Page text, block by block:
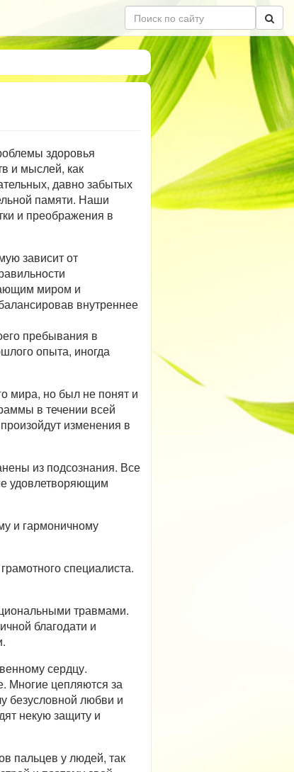
здоровья
и мыслей, как
давно забытых
памяти. Наши
и преображения в
зависит от
миром и
внутреннее
пребывания в
опыта, иногда
мира, но был не понят и
в течении всей
изменения в
из подсознания. Все
удовлетворяющим
и гармоничному
специалиста.
травмами.
благодати и
сердцу.
Многие цепляются за
безусловной любви и
некую защиту и
пальцев у людей, так